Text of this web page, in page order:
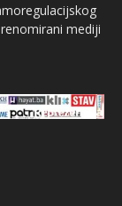
mediji